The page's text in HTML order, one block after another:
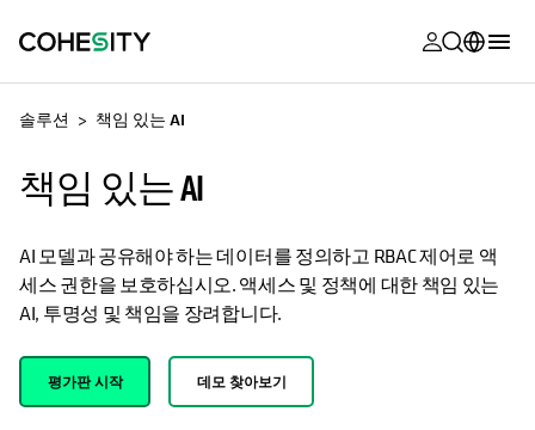
opens in a
opens in a
opens in a
지원
opens in a
제품 설명서
opens in a
opens in a
opens in a
opens in a
Français (France)
日本語 (Japan)
솔루션 책임 있는 AI
책임 있는 AI
AI 모델과 공유해야 하는 데이터를 정의하고 RBAC 제어로 액
세스 권한을 보호하십시오. 액세스 및 정책에 대한 책임 있는
AI, 투명성 및 책임을 장려합니다.
평가판 시작 데모 찾아보기